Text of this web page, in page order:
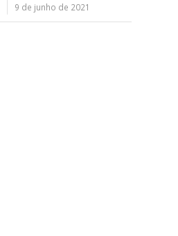
9 de junho de 2021